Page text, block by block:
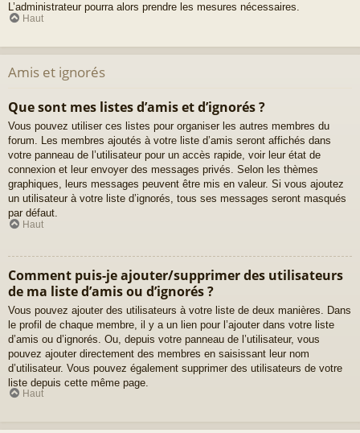
L’administrateur pourra alors prendre les mesures nécessaires.
Haut
Amis et ignorés
Que sont mes listes d’amis et d’ignorés ?
Vous pouvez utiliser ces listes pour organiser les autres membres du
forum. Les membres ajoutés à votre liste d’amis seront affichés dans
votre panneau de l’utilisateur pour un accès rapide, voir leur état de
connexion et leur envoyer des messages privés. Selon les thèmes
graphiques, leurs messages peuvent être mis en valeur. Si vous ajoutez
un utilisateur à votre liste d’ignorés, tous ses messages seront masqués
par défaut.
Haut
Comment puis-je ajouter/supprimer des utilisateurs
de ma liste d’amis ou d’ignorés ?
Vous pouvez ajouter des utilisateurs à votre liste de deux manières. Dans
le profil de chaque membre, il y a un lien pour l’ajouter dans votre liste
d’amis ou d’ignorés. Ou, depuis votre panneau de l’utilisateur, vous
pouvez ajouter directement des membres en saisissant leur nom
d’utilisateur. Vous pouvez également supprimer des utilisateurs de votre
liste depuis cette même page.
Haut